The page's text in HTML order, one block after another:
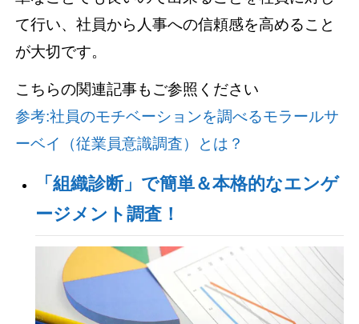
て行い、社員から人事への信頼感を高めること
が大切です。
こちらの関連記事もご参照ください
参考:社員のモチベーションを調べるモラールサ
ーベイ（従業員意識調査）とは？
「組織診断」で簡単＆本格的なエンゲ
ージメント調査！